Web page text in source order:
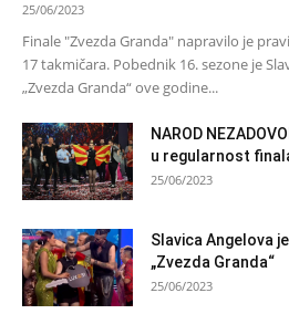
25/06/2023
Finale "Zvezda Granda" napravilo je
17 takmičara. Pobednik 16. sezone je
„Zvezda Granda“ ove godine...
NAROD
u regularnost
25/06/2023
Slavica Angelova
„Zvezda Granda“
25/06/2023